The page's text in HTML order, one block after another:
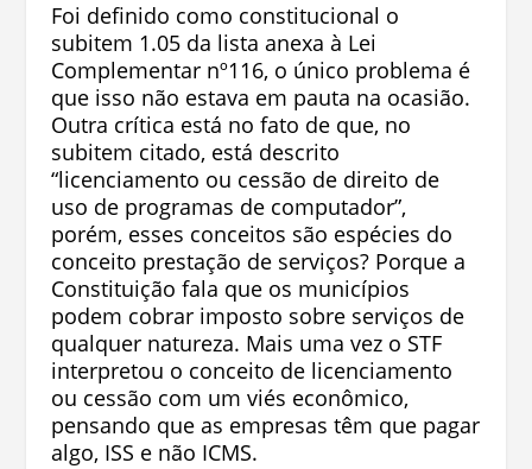
Foi definido como constitucional o
subitem 1.05 da lista anexa à Lei
Complementar nº116, o único problema é
que isso não estava em pauta na ocasião.
Outra crítica está no fato de que, no
subitem citado, está descrito
“licenciamento ou cessão de direito de
uso de programas de computador”,
porém, esses conceitos são espécies do
conceito prestação de serviços? Porque a
Constituição fala que os municípios
podem cobrar imposto sobre serviços de
qualquer natureza. Mais uma vez o STF
interpretou o conceito de licenciamento
ou cessão com um viés econômico,
pensando que as empresas têm que pagar
algo, ISS e não ICMS.